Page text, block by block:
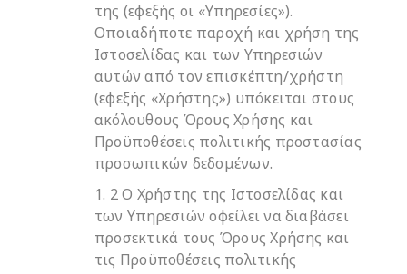
της (εφεξής οι «Υπηρεσίες»).
Οποιαδήποτε παροχή και χρήση της
Ιστοσελίδας και των Υπηρεσιών
αυτών από τον επισκέπτη/χρήστη
(εφεξής «Χρήστης») υπόκειται στους
ακόλουθους Όρους Χρήσης και
Προϋποθέσεις πολιτικής προστασίας
προσωπικών δεδομένων.
1. 2 Ο Χρήστης της Ιστοσελίδας και
των Υπηρεσιών οφείλει να διαβάσει
προσεκτικά τους Όρους Χρήσης και
τις Προϋποθέσεις πολιτικής